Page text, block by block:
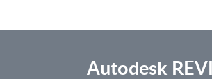
Autodesk